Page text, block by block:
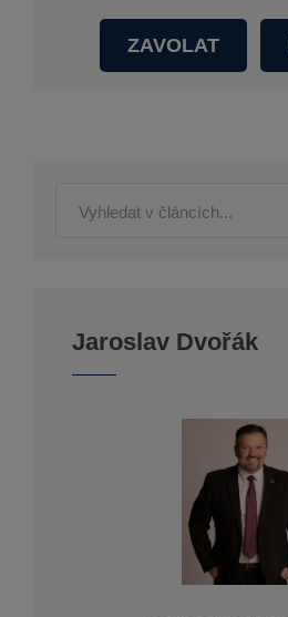
ZAVOLAT
Jaroslav Dvořák